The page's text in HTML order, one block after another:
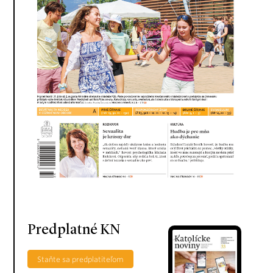
Predplatné KN
Staňte sa predplatiteľom